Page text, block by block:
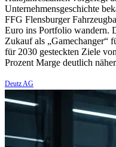
Unternehmensgeschichte
FFG Flensburger
Euro ins Portfolio wandern.
Zukauf als „Gamechanger“
für 2030 gesteckten Ziele
Prozent Marge deutlich
Deutz AG